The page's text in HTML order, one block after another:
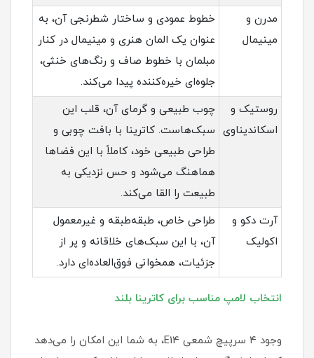
مدرن و
مینیمال
خطوط عمودی و ساختار شطرنجی آن، به
عنوان یک المان هنری و مینیمال در کنار
مبلمان با خطوط صاف و رنگ‌های خنثی،
جلوه‌ای خیره‌کننده پیدا می‌کند.
روستیک و
اسکاندیناوی
چوب طبیعی و گرمای آن، قلب این
سبک‌هاست. کاترینا با بافت چوبی و
طراحی طبیعی خود، کاملاً با این فضاها
هماهنگ می‌شود و حس نزدیکی به
طبیعت را القا می‌کند.
آرت دکو و
اکولیک
طراحی خاص، طبقه‌طبقه و غیرمعمول
آن، با این سبک‌های خلاقانه و پر از
جزئیات، همخوانی فوق‌العاده‌ای دارد.
انتخاب لامپ مناسب برای کاترینا بلند
وجود ۴ سرپیچ شمعی E14، به شما این امکان را می‌دهد